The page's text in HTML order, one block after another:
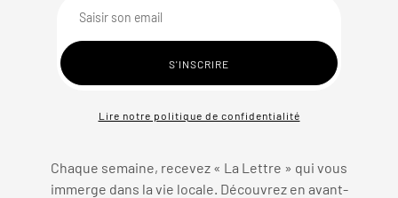
Lire notre politique de confidentialité
Chaque semaine, recevez « La Lettre » qui vous
immerge dans la vie locale. Découvrez en avant-